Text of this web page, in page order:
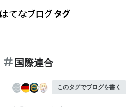
国際連合
このタグでブログを書く